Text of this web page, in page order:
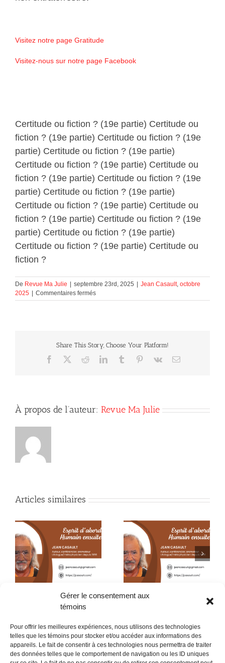
Gérer le consentement aux
témoins
Pour offrir les meilleures expériences, nous utilisons des technologies
telles que les témoins pour stocker et/ou accéder aux informations des
appareils. Le fait de consentir à ces technologies nous permettra de traiter
des données telles que le comportement de navigation ou les ID uniques
Visitez notre page Gratitude
Visitez-nous sur notre page Facebook
Certitude ou fiction ? (19e partie) Certitude ou
fiction ? (19e partie) Certitude ou fiction ? (19e
partie) Certitude ou fiction ? (19e partie)
Certitude ou fiction ? (19e partie) Certitude ou
fiction ? (19e partie) Certitude ou fiction ? (19e
partie) Certitude ou fiction ? (19e partie)
Certitude ou fiction ? (19e partie) Certitude ou
fiction ? (19e partie) Certitude ou fiction ? (19e
partie) Certitude ou fiction ? (19e partie)
Certitude ou fiction ? (19e partie) Certitude ou
fiction ?
De Revue Ma Julie septembre 23rd, 2025 Jean Casault, octobre
2025
Commentaires ferméssur
Certitude
partie)
Share This Story, Choose Your Platform!
Facebook RedditLinkedInTumblr Pinterest
Vk Courriel
À propos de l’auteur: Revue Ma Julie
Articles similaires
Certitude ou fiction
(23e partie)
Certitude ou fiction ?
(22e partie)